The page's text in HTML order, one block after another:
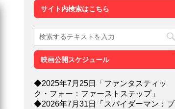
サイト内検索はこちら
映画公開スケジュール
◆2025年7月25日「ファンタスティッ
ク・フォー：ファーストステップ」
◆2026年7月31日「スパイダーマン：ブ